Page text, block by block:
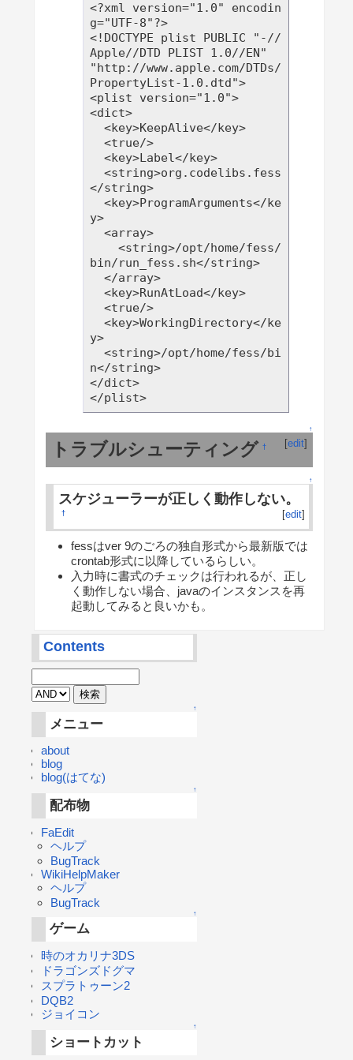
<?xml version="1.0" encodin
g="UTF-8"?>
<!DOCTYPE plist PUBLIC "-//
Apple//DTD PLIST 1.0//EN"
"http://www.apple.com/DTDs/
PropertyList-1.0.dtd">
<plist version="1.0">
<dict>
</string>
y>
bin/run_fess.sh</string>
y>
n</string>
</dict>
</plist>
↑
トラブルシューティング † [edit]
↑
スケジューラーが正しく動作しない。
† [edit]
fessはver 9のごろの独自形式から最新版では
crontab形式に以降しているらしい。
入力時に書式のチェックは行われるが、正し
く動作しない場合、javaのインスタンスを再
起動してみると良いかも。
Contents
↑
メニュー
about
blog
blog(はてな)
↑
配布物
FaEdit
ヘルプ
BugTrack
WikiHelpMaker
ヘルプ
BugTrack
↑
ゲーム
時のオカリナ3DS
ドラゴンズドグマ
スプラトゥーン2
DQB2
ジョイコン
↑
ショートカット